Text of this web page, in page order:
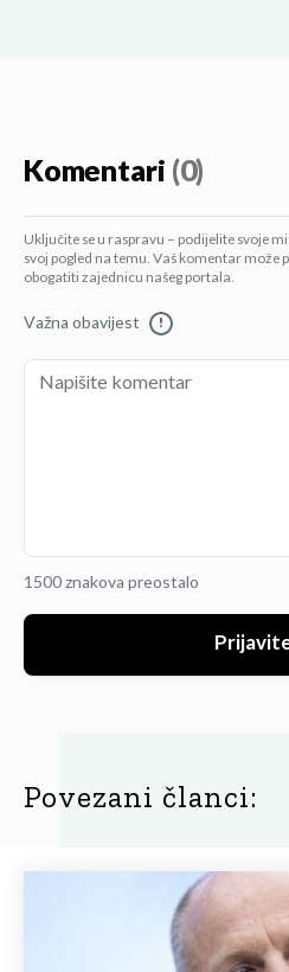
Komentari (0)
Uključite se u raspravu – podijelite svoje
svoj pogled na temu. Vaš komentar
obogatiti zajednicu našeg portala.
Važna obavijest !
1500 znakova preostalo
Povezani članci: